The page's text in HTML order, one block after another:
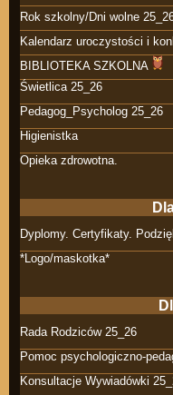
Rok szkolny/Dni wolne
Kalendarz uroczystości i
BIBLIOTEKA SZKOLNA
Świetlica 25_26
Pedagog_Psycholog 25_26
Higienistka
Opieka zdrowotna.
Dyplomy. Certyfikaty.
*Logo/maskotka*
Rada Rodziców 25_26
Pomoc psychologiczno-
Konsultacje Wywiadówki